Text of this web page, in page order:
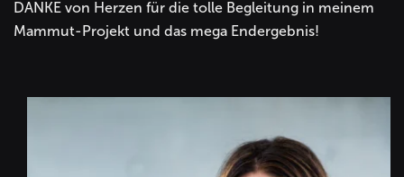
DANKE von Herzen für die tolle Begleitung in meinem
Mammut-Projekt und das mega Endergebnis!